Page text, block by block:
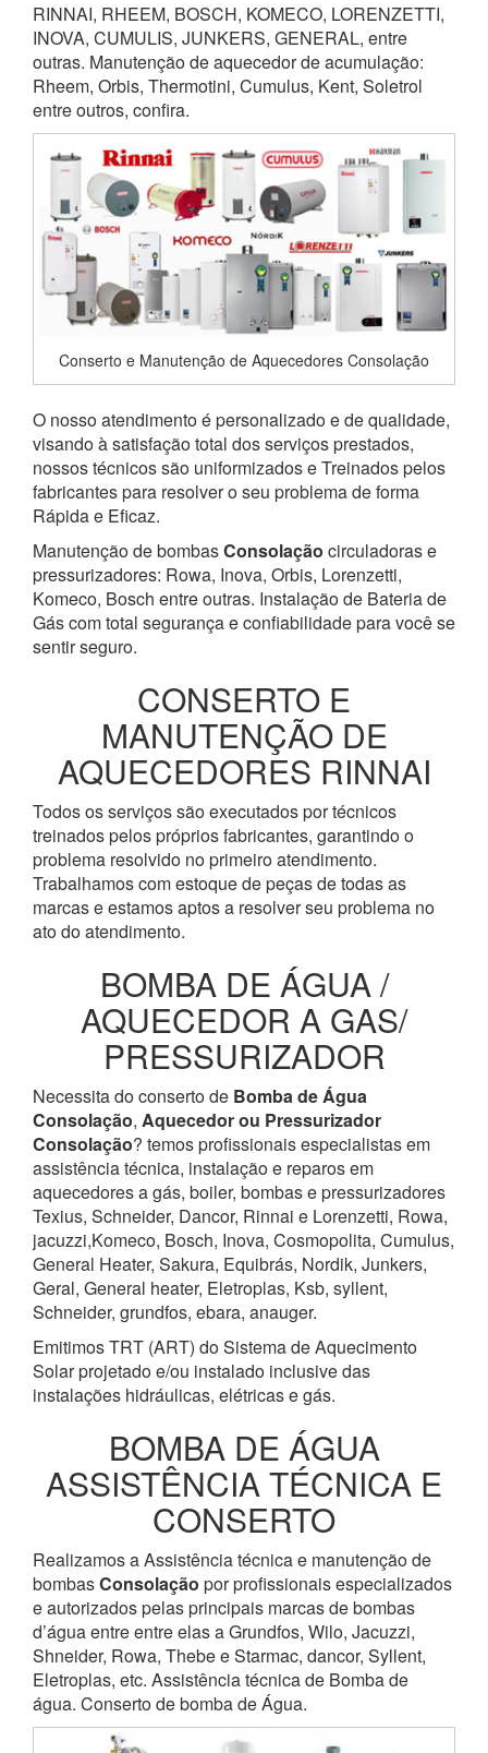
RINNAI, RHEEM, BOSCH, KOMECO, LORENZETTI,
INOVA, CUMULIS, JUNKERS, GENERAL, entre
outras. Manutenção de aquecedor de acumulação:
Rheem, Orbis, Thermotini, Cumulus, Kent, Soletrol
entre outros, confira.
Conserto e Manutenção de Aquecedores Consolação
O nosso atendimento é personalizado e de qualidade,
visando à satisfação total dos serviços prestados,
nossos técnicos são uniformizados e Treinados pelos
fabricantes para resolver o seu problema de forma
Rápida e Eficaz.
Manutenção de bombasConsolação circuladoras e
pressurizadores: Rowa, Inova, Orbis, Lorenzetti,
Komeco, Bosch entre outras. Instalação de Bateria de
Gás com total segurança e confiabilidade para você se
sentir seguro.
CONSERTO E
MANUTENÇÃO DE
AQUECEDORES RINNAI
Todos os serviços são executados por técnicos
treinados pelos próprios fabricantes, garantindo o
problema resolvido no primeiro atendimento.
Trabalhamos com estoque de peças de todas as
marcas e estamos aptos a resolver seu problema no
ato do atendimento.
BOMBA DE ÁGUA /
AQUECEDOR A GAS/
PRESSURIZADOR
Necessita do conserto de Bomba de Água
Consolação, Aquecedor ou Pressurizador
Consolação? temos profissionais especialistas em
assistência técnica, instalação e reparos em
aquecedores a gás, boiler, bombas e pressurizadores
Texius, Schneider, Dancor, Rinnai e Lorenzetti, Rowa,
jacuzzi,Komeco, Bosch, Inova, Cosmopolita, Cumulus,
General Heater, Sakura, Equibrás, Nordik, Junkers,
Geral, General heater, Eletroplas, Ksb, syllent,
Schneider, grundfos, ebara, anauger.
Emitimos TRT (ART) do Sistema de Aquecimento
Solar projetado e/ou instalado inclusive das
instalações hidráulicas, elétricas e gás.
BOMBA DE ÁGUA
ASSISTÊNCIA TÉCNICA E
CONSERTO
Realizamos a Assistência técnica e manutenção de
bombasConsolação por profissionais especializados
e autorizados pelas principais marcas de bombas
d’água entre entre elas a Grundfos, Wilo, Jacuzzi,
Shneider, Rowa, Thebe e Starmac, dancor, Syllent,
Eletroplas, etc. Assistência técnica de Bomba de
água. Conserto de bomba de Água.